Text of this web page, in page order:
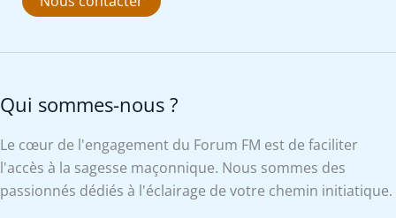
Qui sommes-nous ?
Le cœur de l'engagement du Forum FM est de faciliter
l'accès à la sagesse maçonnique. Nous sommes des
passionnés dédiés à l'éclairage de votre chemin initiatique.